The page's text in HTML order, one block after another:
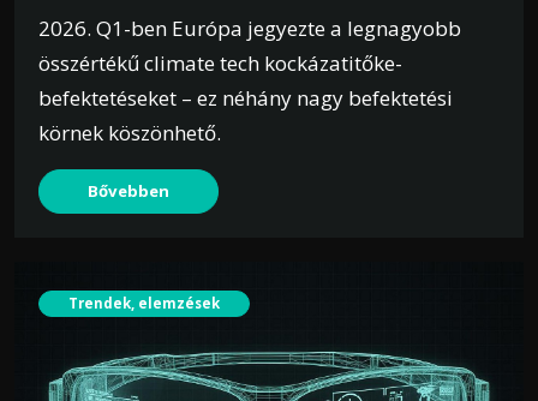
2026. Q1-ben Európa jegyezte a legnagyobb
összértékű climate tech kockázatitőke-
befektetéseket – ez néhány nagy befektetési
körnek köszönhető.
Bővebben
Trendek, elemzések